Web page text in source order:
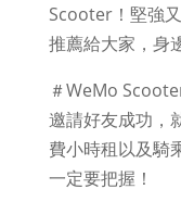
Scooter！堅強
推薦給大家，身
＃WeMo
邀請好友成功，
費小時租以及騎
一定要把握！